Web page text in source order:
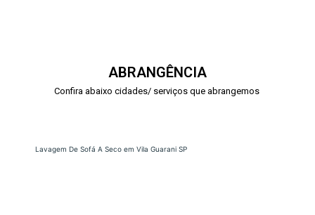
ABRANGÊNCIA
Confira abaixo cidades/ serviços que abrangemos
Lavagem De Sofá A Seco em Vila Guarani SP